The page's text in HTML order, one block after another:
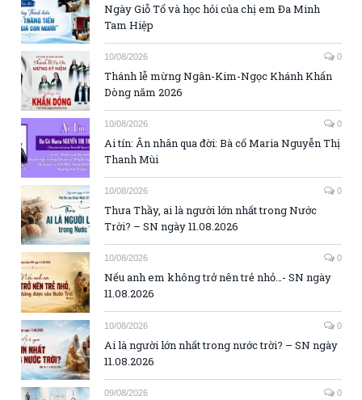
Ngày Giỗ Tổ và học hỏi của chị em Đa Minh
Tam Hiệp
10/08/2026 0
Thánh lễ mừng Ngân-Kim-Ngọc Khánh Khấn
Dòng năm 2026
10/08/2026 0
Ai tín: Ân nhân qua đời: Bà cố Maria Nguyễn Thị
Thanh Mùi
10/08/2026 0
Thưa Thầy, ai là người lớn nhất trong Nước
Trời? – SN ngày 11.08.2026
10/08/2026 0
Nếu anh em không trở nên trẻ nhỏ…- SN ngày
11.08.2026
10/08/2026 0
Ai là người lớn nhất trong nước trời? – SN ngày
11.08.2026
09/08/2026 0